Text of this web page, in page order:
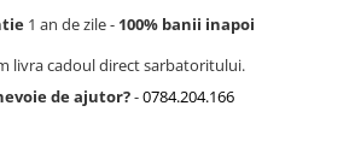
1 an de zile - 100% banii inapoi
livra cadoul direct sarbatoritului.
de ajutor?-0784.204.166